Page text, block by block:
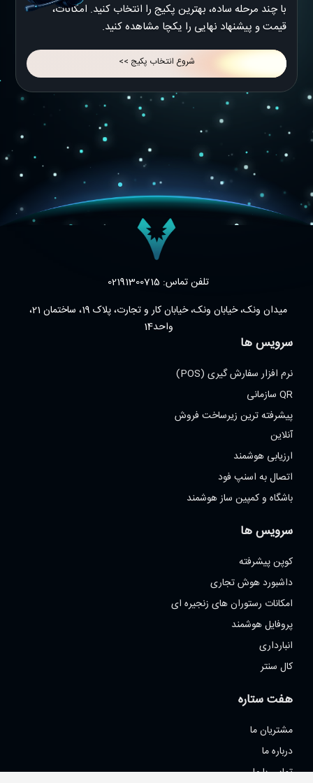
با چند مرحله ساده، بهترین پکیج را انتخاب کنید. امکانات،
قیمت و پیشنهاد نهایی را یکچا مشاهده کنید.
شروع انتخاب پکیج >>
تلفن تماس: 02191300715
میدان ونک، خیابان ونک، خیابان کار و تجارت، پلاک 19، ساختمان 21،
واحد14
سرویس ها
نرم افزار سفارش گیری (POS)
QR سازمانی
پیشرفته ترین زیرساخت فروش
آنلاین
ارزیابی هوشمند
اتصال به اسنپ فود
باشگاه و کمپین ساز هوشمند
سرویس ها
کوپن پیشرفته
داشبورد هوش تجاری
امکانات رستوران های زنجیره ای
پروفایل هوشمند
انبارداری
کال سنتر
هفت ستاره
مشتریان ما
درباره ما
تماس با ما